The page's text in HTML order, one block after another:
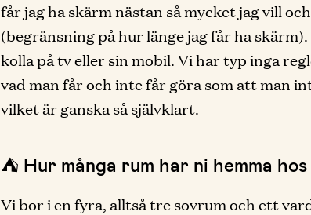
får jag ha skärm nästan så mycket jag vill
(begränsning på hur länge jag får ha
kolla på tv eller sin mobil. Vi har typ inga
vad man får och inte får göra som att man
vilket är ganska så självklart.
⛺️ Hur många rum har ni hemma
Vi bor i en fyra, alltså tre sovrum och ett